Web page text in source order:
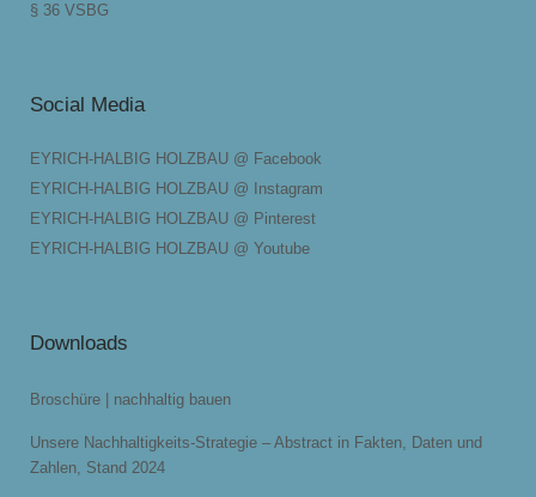
§ 36 VSBG
Social Media
EYRICH-HALBIG HOLZBAU @ Facebook
EYRICH-HALBIG HOLZBAU @ Instagram
EYRICH-HALBIG HOLZBAU @ Pinterest
EYRICH-HALBIG HOLZBAU @ Youtube
Downloads
Broschüre | nachhaltig bauen
Unsere Nachhaltigkeits-Strategie – Abstract in Fakten, Daten und
Zahlen, Stand 2024